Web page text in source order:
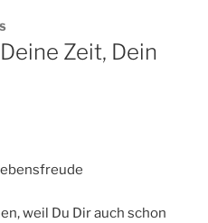
Zeit, Dein
weil Du Dir auch schon